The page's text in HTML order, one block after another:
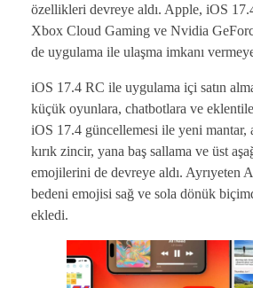
özellikleri devreye aldı. Apple, iOS
Xbox Cloud Gaming ve Nvidia
de uygulama ile ulaşma imkanı
iOS 17.4 RC ile uygulama içi satın
küçük oyunlara, chatbotlara ve
iOS 17.4 güncellemesi ile yeni mantar,
kırık zincir, yana baş sallama ve üst
emojilerini de devreye aldı. Ayrıyeten
bedeni emojisi sağ ve sola dönük
ekledi.